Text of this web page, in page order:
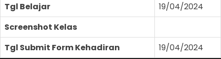
Tgl Belajar
19/04/2024
Screenshot Kelas
Tgl Submit Form Kehadiran
19/04/2024